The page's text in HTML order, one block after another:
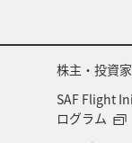
史・文化・芸術
ラウンジ 海外
株主・投資
SAF Flight
ログラム